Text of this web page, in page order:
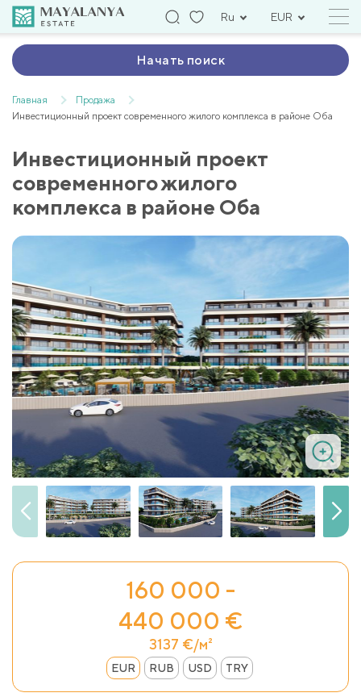
Ru EUR
Начать поиск
Главная
Продажа
Инвестиционный проект современного жилого комплекса в районе Оба
Инвестиционный проект
современного жилого
комплекса в районе Оба
160 000 -
440 000 €
3137 €/м²
EUR RUB USD TRY